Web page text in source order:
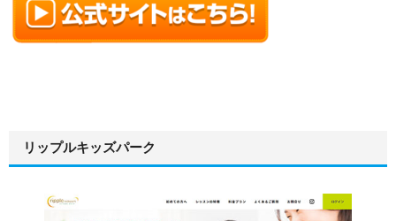
リップルキッズパーク